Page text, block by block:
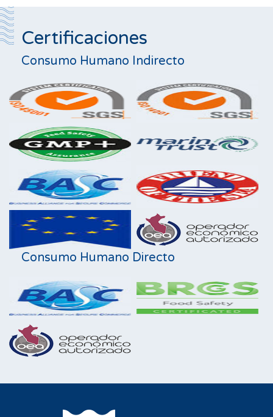
Certificaciones
Consumo Humano Indirecto
Consumo Humano Directo